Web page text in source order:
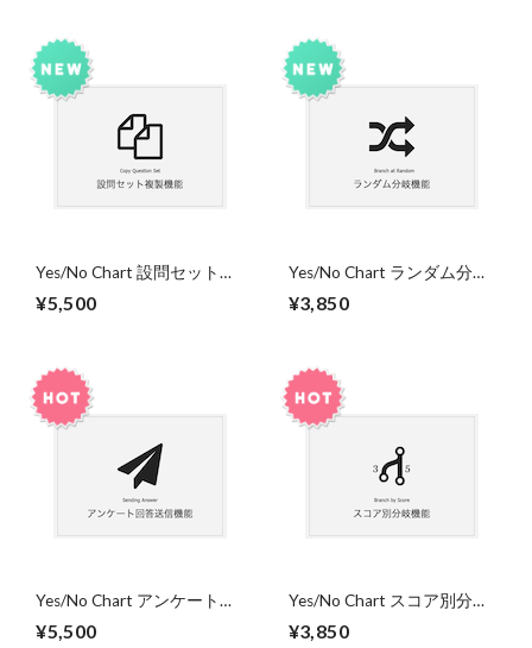
Yes/No Chart 設問セット複
¥5,500
Yes/No Chart ランダム分岐
¥3,850
Yes/No Chart アンケート回
¥5,500
Yes/No Chart スコア別分岐
¥3,850